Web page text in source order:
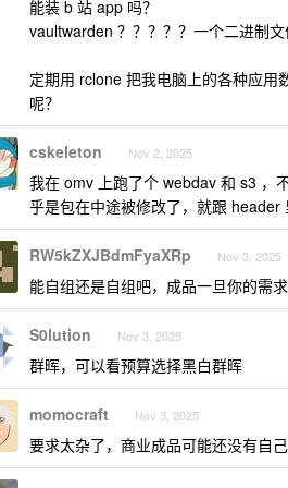
能装 b 站 app 吗？
vaultwarden ？？？？？一个二进制
定期用 rclone 把我电脑上的各种应
呢？
cskeleton Nov 2, 2025
我在 omv 上跑了个 webdav 和 s3 ，
乎是包在中途被修改了，就跟
RW5kZXJBdmFyaXRp Nov 3, 2025
能自组还是自组吧，成品一旦你的需
S0lution Nov 3, 2025
群晖，可以看预算选择黑白群晖
momocraft Nov 3, 2025
要求太杂了，商业成品可能还没有自